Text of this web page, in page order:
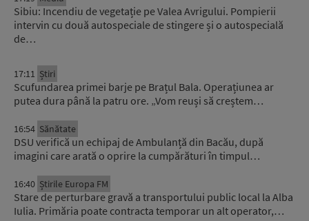
Sibiu: Incendiu de vegetație pe Valea Avrigului. Pompierii
intervin cu două autospeciale de stingere și o autospecială
de…
17:11 Știri
Scufundarea primei barje pe Brațul Bala. Operațiunea ar
putea dura până la patru ore. „Vom reuși să creștem…
16:54 Sănătate
DSU verifică un echipaj de Ambulanță din Bacău, după
imagini care arată o oprire la cumpărături în timpul…
16:40 Știrile Europa FM
Stare de perturbare gravă a transportului public local la Alba
Iulia. Primăria poate contracta temporar un alt operator,…